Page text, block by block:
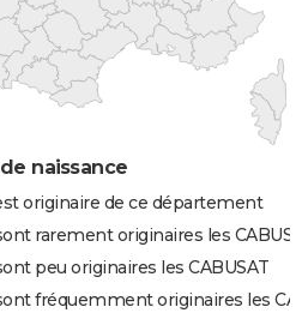
naissance
originaire de ce département
rarement originaires les
peu originaires les CABUSAT
fréquemment originaires les